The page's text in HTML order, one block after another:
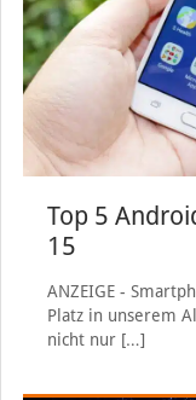
Top 5
15
ANZEIGE -
Platz in unserem
nicht nur[…]